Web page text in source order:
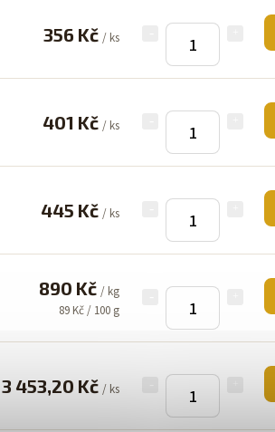
356 Kč / ks
401 Kč / ks
445 Kč / ks
890 Kč / kg
89 Kč / 100 g
3 453,20 Kč / ks